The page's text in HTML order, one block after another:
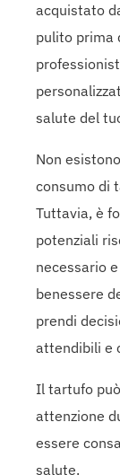
acquistato
pulito prima
salute del
Non
consumo di
Tuttavia, è
potenziali
necessario
benessere
prendi
attendibili e
Il tartufo
attenzione
essere
salute.